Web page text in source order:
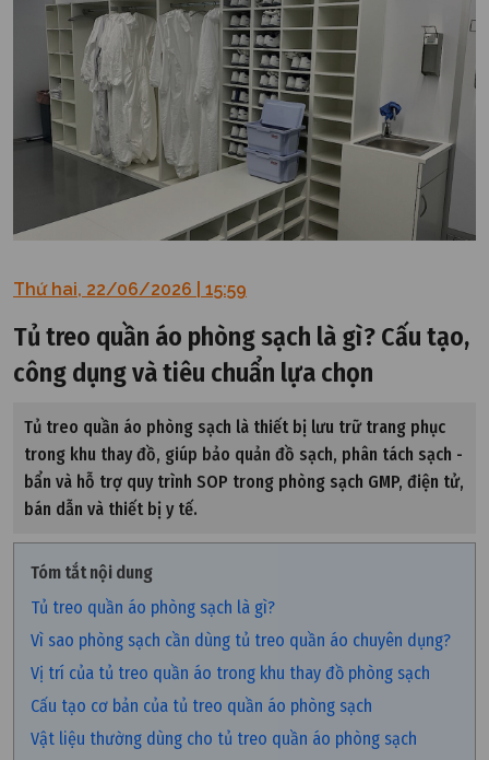
Thứ hai, 22/06/2026 | 15:59
Tủ treo quần áo phòng sạch là gì? Cấu tạo,
công dụng và tiêu chuẩn lựa chọn
Tủ treo quần áo phòng sạch là thiết bị lưu trữ trang phục
trong khu thay đồ, giúp bảo quản đồ sạch, phân tách sạch -
bẩn và hỗ trợ quy trình SOP trong phòng sạch GMP, điện tử,
bán dẫn và thiết bị y tế.
Tóm tắt nội dung
Tủ treo quần áo phòng sạch là gì?
Vì sao phòng sạch cần dùng tủ treo quần áo chuyên dụng?
Vị trí của tủ treo quần áo trong khu thay đồ phòng sạch
Cấu tạo cơ bản của tủ treo quần áo phòng sạch
Vật liệu thường dùng cho tủ treo quần áo phòng sạch